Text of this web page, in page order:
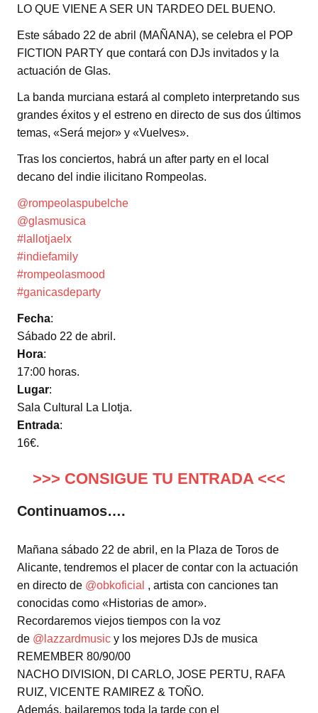
LO QUE VIENE A SER UN TARDEO DEL BUENO.
Este sábado 22 de abril (MAÑANA), se celebra el POP
FICTION PARTY que contará con DJs invitados y la
actuación de Glas.
La banda murciana estará al completo interpretando sus
grandes éxitos y el estreno en directo de sus dos últimos
temas, «Será mejor» y «Vuelves».
Tras los conciertos, habrá un after party en el local
decano del indie ilicitano Rompeolas.
@rompeolaspubelche
@glasmusica
#lallotjaelx
#indiefamily
#rompeolasmood
#ganicasdeparty
Fecha:
Sábado 22 de abril.
Hora:
17:00 horas.
Lugar:
Sala Cultural La Llotja.
Entrada:
16€.
>>> CONSIGUE TU ENTRADA <<<
Continuamos….
Mañana sábado 22 de abril, en la Plaza de Toros de
Alicante, tendremos el placer de contar con la actuación
en directo de @obkoficial , artista con canciones tan
conocidas como «Historias de amor».
Recordaremos viejos tiempos con la voz
de @lazzardmusic y los mejores DJs de musica
REMEMBER 80/90/00
NACHO DIVISION, DI CARLO, JOSE PERTU, RAFA
RUIZ, VICENTE RAMIREZ & TOÑO.
Además, bailaremos toda la tarde con el